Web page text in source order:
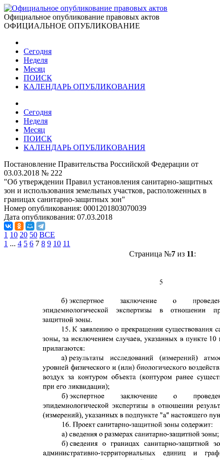
Официальное опубликование правовых актов
ОФИЦИАЛЬНОЕ ОПУБЛИКОВАНИЕ
Сегодня
Неделя
Месяц
ПОИСК
КАЛЕНДАРЬ ОПУБЛИКОВАНИЯ
Сегодня
Неделя
Месяц
ПОИСК
КАЛЕНДАРЬ ОПУБЛИКОВАНИЯ
Постановление Правительства Российской Федерации от
03.03.2018 № 222
"Об утверждении Правил установления санитарно-защитных
зон и использования земельных участков, расположенных в
границах санитарно-защитных зон"
Номер опубликования: 0001201803070039
Дата опубликования: 07.03.2018
1 10 20 50 ВСЕ
1 ... 4 5 6 7 8 9 10 11
Страница №7 из 11: